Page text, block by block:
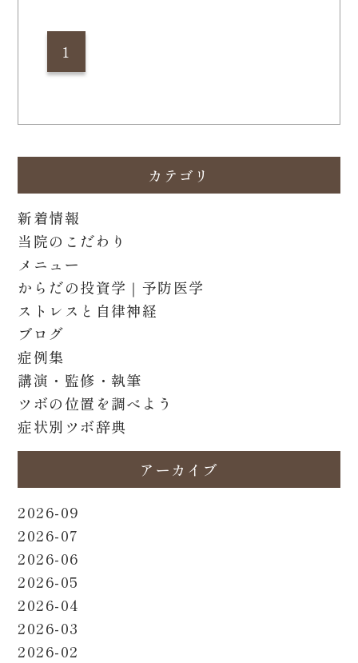
1
カテゴリ
新着情報
当院のこだわり
メニュー
からだの投資学｜予防医学
ストレスと自律神経
ブログ
症例集
講演・監修・執筆
ツボの位置を調べよう
症状別ツボ辞典
アーカイブ
2026-09
2026-07
2026-06
2026-05
2026-04
2026-03
2026-02